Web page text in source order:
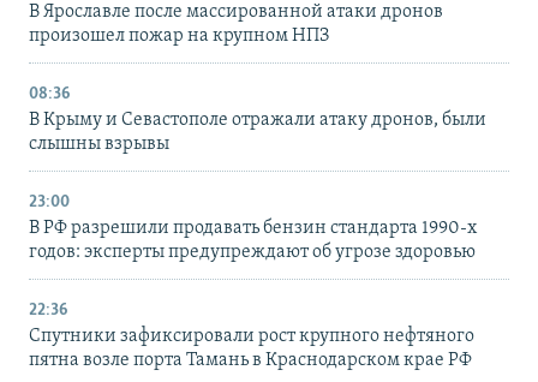
В Ярославле после массированной атаки дронов
произошел пожар на крупном НПЗ
08:36
В Крыму и Севастополе отражали атаку дронов, были
слышны взрывы
23:00
В РФ разрешили продавать бензин стандарта 1990-х
годов: эксперты предупреждают об угрозе здоровью
22:36
Спутники зафиксировали рост крупного нефтяного
пятна возле порта Тамань в Краснодарском крае РФ